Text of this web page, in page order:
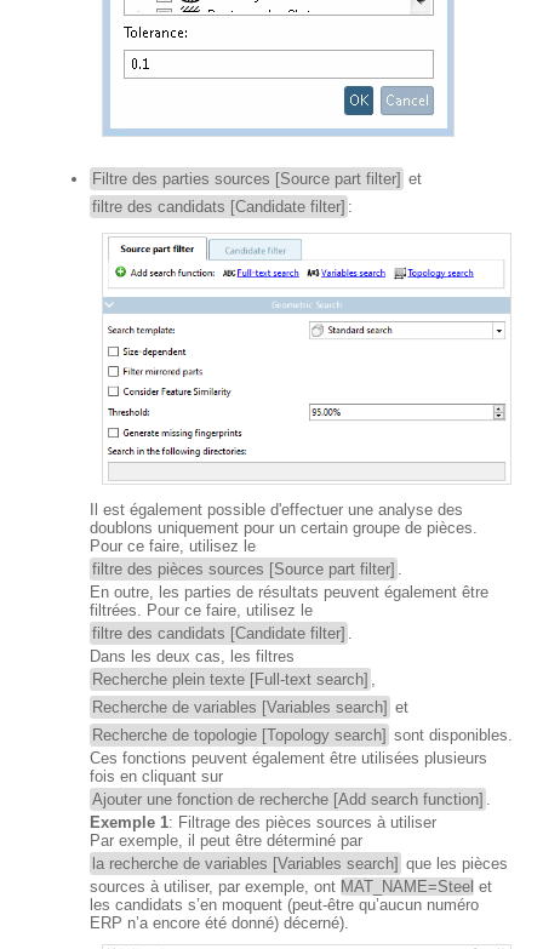
Filtre des parties sources [Source part filter] et
filtre des candidats [Candidate filter] :
Il est également possible d'effectuer une analyse des
doublons uniquement pour un certain groupe de pièces.
Pour ce faire, utilisez le
filtre des pièces sources [Source part filter]
En outre, les parties de résultats peuvent également être
filtrées. Pour ce faire, utilisez le
filtre des candidats [Candidate filter]
Dans les deux cas, les filtres
Recherche plein texte [Full-text search]
Recherche de variables [Variables search] et
Recherche de topologie [Topology search] sont disponibles.
Ces fonctions peuvent également être utilisées plusieurs
fois en cliquant sur
Ajouter une fonction de recherche [Add search function]
Exemple 1: Filtrage des pièces sources à utiliser
Par exemple, il peut être déterminé par
la recherche de variables [Variables search] que les pièces
sources à utiliser, par exemple, ont MAT_NAME=Steel et
les candidats s’en moquent (peut-être qu’aucun numéro
ERP n’a encore été donné) décerné).